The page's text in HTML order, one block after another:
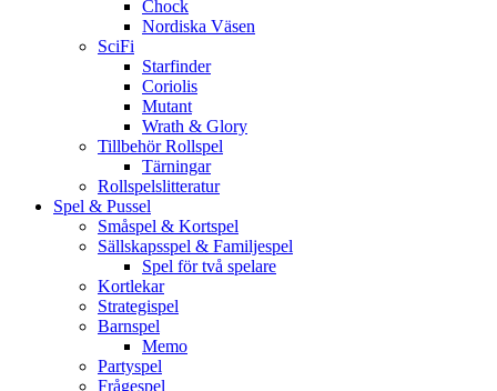
Chock
Nordiska Väsen
SciFi
Starfinder
Coriolis
Mutant
Wrath & Glory
Tillbehör Rollspel
Tärningar
Rollspelslitteratur
Spel & Pussel
Småspel & Kortspel
Sällskapsspel & Familjespel
Spel för två spelare
Kortlekar
Strategispel
Barnspel
Memo
Partyspel
Frågespel